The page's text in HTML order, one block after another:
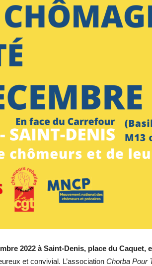
2022 à Saint-Denis, place du Caquet,
et convivial. L’association Chorba Pour